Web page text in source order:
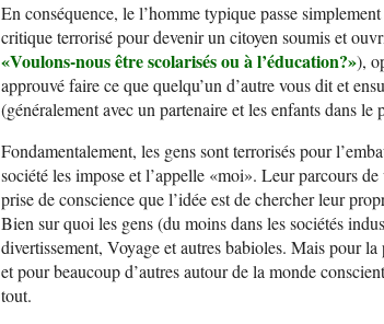
En conséquence, le l’homme typique passe
critique terrorisé pour devenir un citoyen soumis et
«Voulons-nous être scolarisés ou à l’éducation?»),
approuvé faire ce que quelqu’un d’autre vous dit et
(généralement avec un partenaire et les enfants dans
Fondamentalement, les gens sont terrorisés pour
société les impose et l’appelle «moi». Leur parcours
prise de conscience que l’idée est de chercher leur
Bien sur quoi les gens (du moins dans les sociétés
divertissement, Voyage et autres babioles. Mais pour
et pour beaucoup d’autres autour de la monde
tout.